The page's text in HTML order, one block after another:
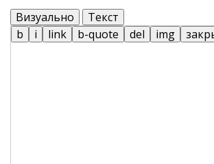
Визуально Текст